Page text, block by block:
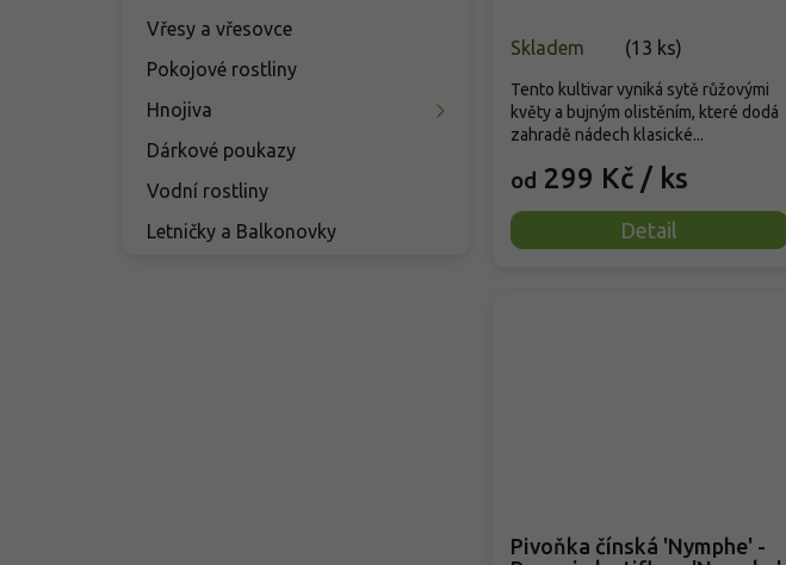
Vřesy a vřesovce
Pokojové rostliny
Hnojiva
Dárkové poukazy
Vodní rostliny
Letničky a Balkonovky
Skladem (13 ks)
od 299 Kč / ks
Detail
Tento kultivar vyniká sytě růžovými
květy a bujným olistěním, které dodá
zahradě nádech klasické...
Pivoňka čínská 'Nymphe' -